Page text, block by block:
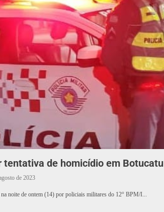
tentativa de homicídio em Botucatu
de 2023
noite de ontem (14) por policiais militares do 12° BPM/I...